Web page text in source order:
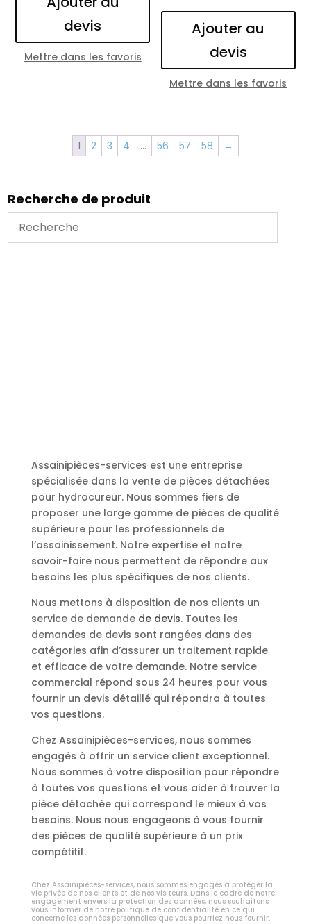
devis
Mettre dans les favoris
Ajouter au
devis
Mettre dans les favoris
1 2 3 4 … 56 57 58 →
Recherche de produit
Assainipièces-services est une entreprise
spécialisée dans la vente de pièces détachées
pour hydrocureur. Nous sommes fiers de
proposer une large gamme de pièces de qualité
supérieure pour les professionnels de
l’assainissement. Notre expertise et notre
savoir-faire nous permettent de répondre aux
besoins les plus spécifiques de nos clients.
Nous mettons à disposition de nos clients un
service de demande de devis. Toutes les
demandes de devis sont rangées dans des
catégories afin d’assurer un traitement rapide
et efficace de votre demande. Notre service
commercial répond sous 24 heures pour vous
fournir un devis détaillé qui répondra à toutes
vos questions.
Chez Assainipièces-services, nous sommes
engagés à offrir un service client exceptionnel.
Nous sommes à votre disposition pour répondre
à toutes vos questions et vous aider à trouver la
pièce détachée qui correspond le mieux à vos
besoins. Nous nous engageons à vous fournir
des pièces de qualité supérieure à un prix
compétitif.
Chez Assainipièces-services, nous sommes engagés à protéger la
vie privée de nos clients et de nos visiteurs. Dans le cadre de notre
engagement envers la protection des données, nous souhaitons
vous informer de notre politique de confidentialité en ce qui
concerne les données personnelles que vous pourriez nous fournir.